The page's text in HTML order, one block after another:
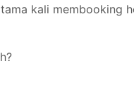
kali membooking